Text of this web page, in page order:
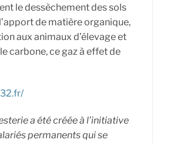
le dessèchement des sols
de matière organique,
aux animaux d’élevage et
carbone, ce gaz à effet de
a été créée à l’initiative
permanents qui se